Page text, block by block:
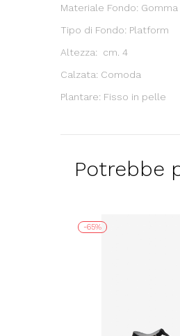
Materiale Fondo: Gomma
Tipo di Fondo: Platform
Altezza: cm. 4
Calzata: Comoda
Plantare: Fisso in pelle
Potrebbe
-65%